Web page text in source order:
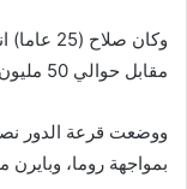
وكان
مقابل حوالي 50 مليون دولار.
ووضعت قرعة الدور
بمواجهة روما، وبايرن